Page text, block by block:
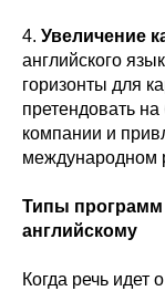
4. Увеличение
английского
горизонты для
претендовать
компании и
международном
Типы программ
английскому
Когда речь идет